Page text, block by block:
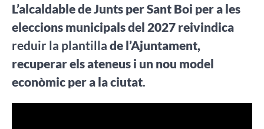
L’alcaldable de Junts per Sant Boi per a les
eleccions municipals del 2027 reivindica
reduir la plantilla de l’Ajuntament,
recuperar els ateneus i un nou model
econòmic per a la ciutat.